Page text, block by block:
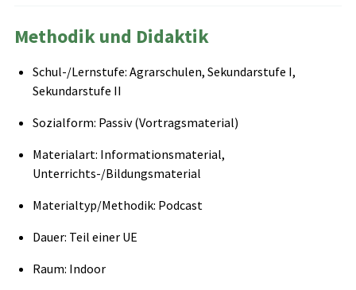
Methodik und Didaktik
Schul-/Lernstufe: Agrarschulen, Sekundarstufe I,
Sekundarstufe II
Sozialform: Passiv (Vortragsmaterial)
Materialart: Informationsmaterial,
Unterrichts-/Bildungsmaterial
Materialtyp/Methodik: Podcast
Dauer: Teil einer UE
Raum: Indoor